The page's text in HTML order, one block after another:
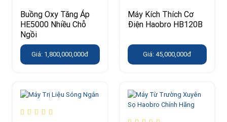
Buồng Oxy Tăng Áp
HE5000 Nhiều Chỗ
Ngồi
Giá: 1,800,000,000đ
Máy Kích Thích Cơ
Điện Haobro HB120B
Giá: 45,000,000đ